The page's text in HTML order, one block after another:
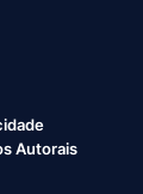
Autorais